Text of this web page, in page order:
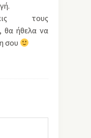
τους
θα ήθελα να
σου